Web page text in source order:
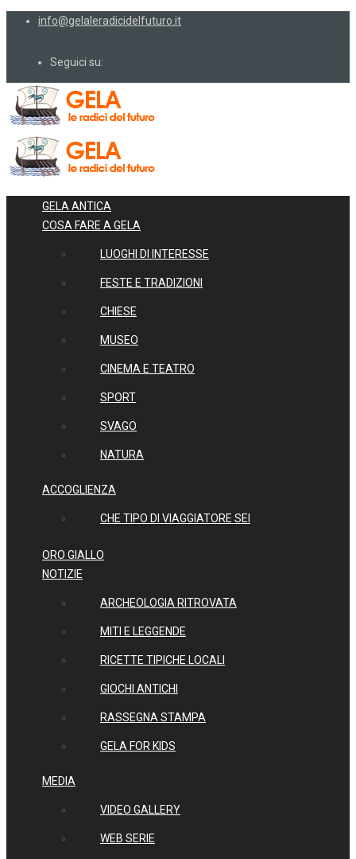
info@gelaleradicidelfuturo.it
Seguici su:
GELA ANTICA
COSA FARE A GELA
LUOGHI DI INTERESSE
FESTE E TRADIZIONI
CHIESE
MUSEO
CINEMA E TEATRO
SPORT
SVAGO
NATURA
ACCOGLIENZA
CHE TIPO DI VIAGGIATORE SEI
ORO GIALLO
NOTIZIE
ARCHEOLOGIA RITROVATA
MITI E LEGGENDE
RICETTE TIPICHE LOCALI
GIOCHI ANTICHI
RASSEGNA STAMPA
GELA FOR KIDS
MEDIA
VIDEO GALLERY
WEB SERIE